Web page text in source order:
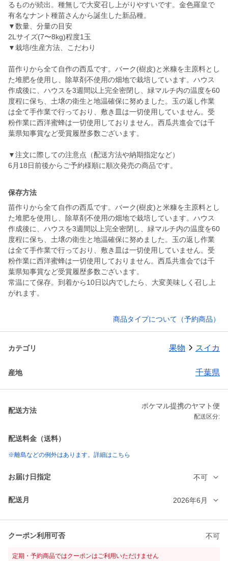
るものが続出。種無しで大変召し上がりやすいです。金色羅皇で
有名なナント種苗さんから誕生した新品種。
▼数量、分量の目安
2Lサイズ(7〜8kg)程度1玉
▼栽培/生産方法、こだわり
苗作りから全て自作の西瓜です。バーク(樹皮)と米糠を主原料とし
た堆肥を使用し、除草剤不使用の畑地で栽培しています。ハウス
作成後に、ハウスを3週間以上完全密閉し、緑マルチ内の温度を60
度程に保ち、土壌の衛生と地温確保に努めました。玉の返し作業
は全て手作業で行っており、敷き皿は一切使用していません。受
粉作業に西洋蜜蜂は一切使用しておりません。西瓜共進会では千
葉県知事賞など受賞履歴多数ございます。
▼注文に際しての注意点（配送方法や納期指定など）
6月18日前後からご予約様順に順次発売の商品です。
保存方法
苗作りから全て自作の西瓜です。バーク(樹皮)と米糠を主原料とし
た堆肥を使用し、除草剤不使用の畑地で栽培しています。ハウス
作成後に、ハウスを3週間以上完全密閉し、緑マルチ内の温度を60
度程に保ち、土壌の衛生と地温確保に努めました。玉の返し作業
は全て手作業で行っており、敷き皿は一切使用していません。受
粉作業に西洋蜜蜂は一切使用しておりません。西瓜共進会では千
葉県知事賞など受賞履歴多数ございます。
常温にて保存。到着から10日以内でしたら、大変美味しく召し上
がれます。
商品タイプについて（予約商品）
カテゴリ 果物 スイカ
産地 千葉県
配送方法
ポケマル提携のヤマト便
配送区分:
配送料金（送料）
※離島などの例外はあります。詳細はこちら
お届け日指定 不可
配送月 2026年6月
クーポン利用可否 不可
定期・予約商品ではクーポンはご利用いただけません